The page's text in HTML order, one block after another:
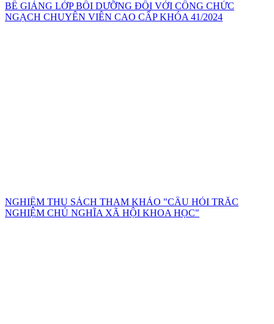
BẾ GIẢNG LỚP BỒI DƯỠNG ĐỐI VỚI CÔNG CHỨC
NGẠCH CHUYÊN VIÊN CAO CẤP KHÓA 41/2024
NGHIỆM THU SÁCH THAM KHẢO "CÂU HỎI TRẮC
NGHIỆM CHỦ NGHĨA XÃ HỘI KHOA HỌC"